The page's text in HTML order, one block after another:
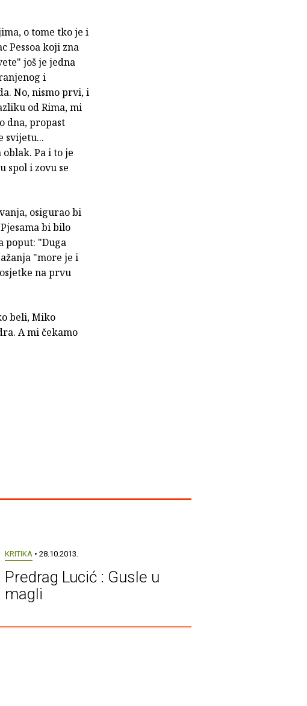
o tome tko je i
Pessoa koji zna
još je jedna
i
No, nismo prvi, i
od Rima, mi
dna, propast
svijetu...
Pa i to je
spol i zovu se
osigurao bi
bi bilo
poput: "Duga
"more je i
na prvu
beli, Miko
A mi čekamo
KRITIKA • 28.10.2013.
Predrag Lucić : Gusle u
magli